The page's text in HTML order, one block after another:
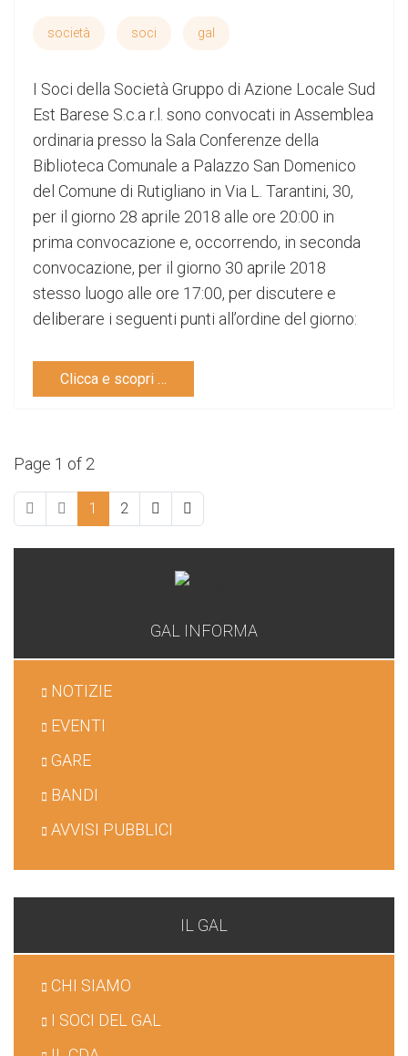
società soci gal
I Soci della Società Gruppo di Azione Locale Sud
Est Barese S.c.a r.l. sono convocati in Assemblea
ordinaria presso la Sala Conferenze della
Biblioteca Comunale a Palazzo San Domenico
del Comune di Rutigliano in Via L. Tarantini, 30,
per il giorno 28 aprile 2018 alle ore 20:00 in
prima convocazione e, occorrendo, in seconda
convocazione, per il giorno 30 aprile 2018
stesso luogo alle ore 17:00, per discutere e
deliberare i seguenti punti all’ordine del giorno:
Clicca e scopri …
Page 1 of 2
1 2
GAL INFORMA
NOTIZIE
EVENTI
GARE
BANDI
AVVISI PUBBLICI
IL GAL
CHI SIAMO
I SOCI DEL GAL